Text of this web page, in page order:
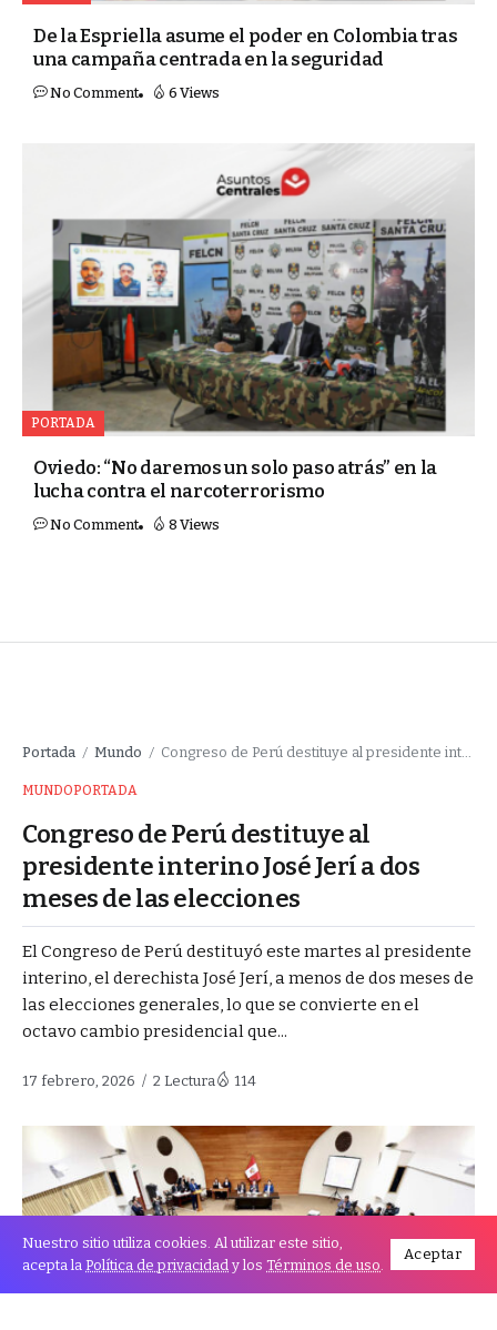
De la Espriella asume el poder en Colombia tras
una campaña centrada en la seguridad
No Comment 6 Views
PORTADA
Oviedo: “No daremos un solo paso atrás” en la
lucha contra el narcoterrorismo
No Comment 8 Views
Portada / Mundo / Congreso de Perú destituye al presidente interino José Jerí a dos meses de las elecciones
MUNDOPORTADA
Congreso de Perú destituye al
presidente interino José Jerí a dos
meses de las elecciones
El Congreso de Perú destituyó este martes al presidente
interino, el derechista José Jerí, a menos de dos meses de
las elecciones generales, lo que se convierte en el
octavo cambio presidencial que...
17 febrero, 2026 2 Lectura 114
Nuestro sitio utiliza cookies. Al utilizar este sitio,
acepta la Política de privacidad y los Términos de uso.
Aceptar